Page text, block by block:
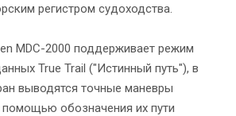
регистром судоходства.
MDC-2000 поддерживает режим
True Trail ("Истинный путь"), в
выводятся точные маневры
помощью обозначения их пути